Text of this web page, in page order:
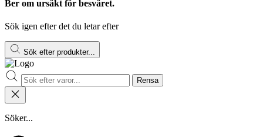
Ber om ursäkt för besväret.
Sök igen efter det du letar efter
Sök efter produkter...
Rensa
Söker...